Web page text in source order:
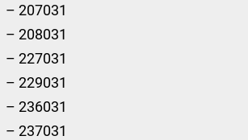
– 207031
– 208031
– 227031
– 229031
– 236031
– 237031